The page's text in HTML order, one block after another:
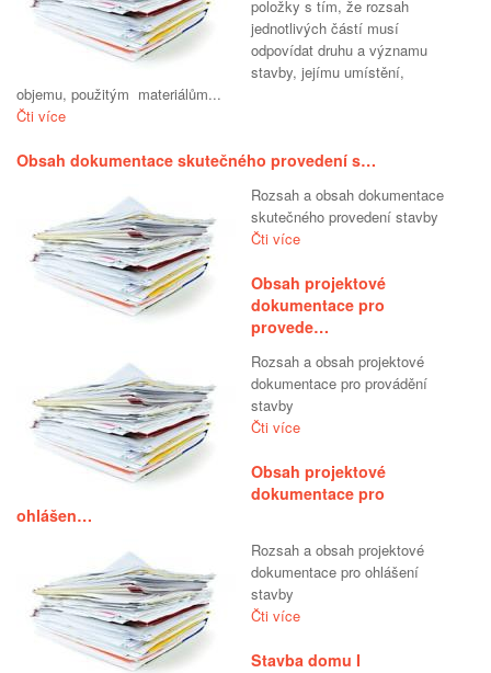
položky s tím, že rozsah
jednotlivých částí musí
odpovídat druhu a významu
stavby, jejímu umístění,
objemu, použitým materiálům...
Čti více
Obsah dokumentace skutečného provedení s…
Rozsah a obsah dokumentace
skutečného provedení stavby
Čti více
Obsah projektové
dokumentace pro
provede…
Rozsah a obsah projektové
dokumentace pro provádění
stavby
Čti více
Obsah projektové
dokumentace pro
ohlášen…
Rozsah a obsah projektové
dokumentace pro ohlášení
stavby
Čti více
Stavba domu I